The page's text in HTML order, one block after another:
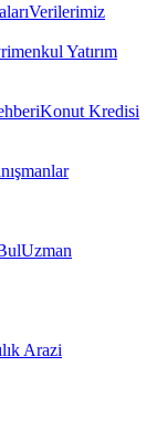
Verilerimiz
Yatırım
Konut Kredisi
Uzman
Arazi